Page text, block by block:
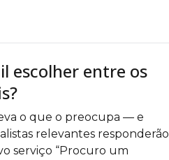
escolher entre os
o que o preocupa — e
relevantes responderão
serviço “Procuro um